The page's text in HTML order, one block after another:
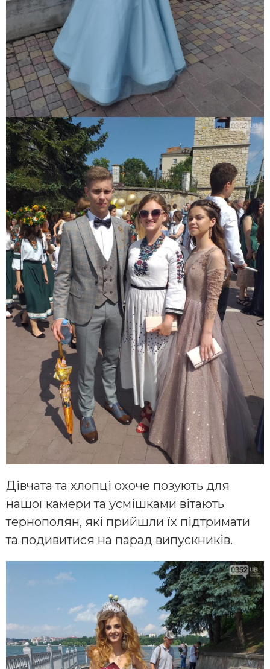
Дівчата та хлопці охоче позують для
нашої камери та усмішками вітають
тернополян, які прийшли їх підтримати
та подивитися на парад випускників.